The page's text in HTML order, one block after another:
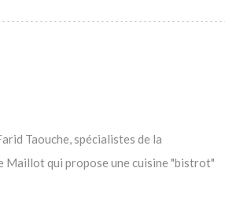
Taouche, spécialistes de la
qui propose une cuisine "bistrot"